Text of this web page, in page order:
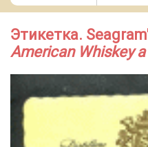
Этикетка.
American Whiskey